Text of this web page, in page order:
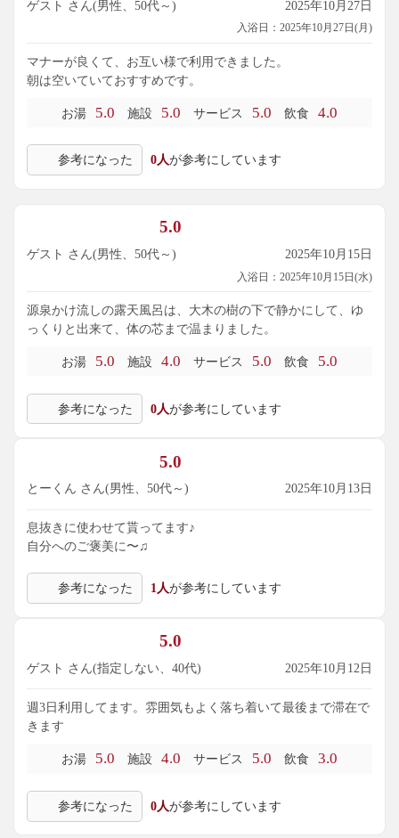
ゲスト さん(男性、50代～) 2025年10月27日
入浴日：2025年10月27日(月)
マナーが良くて、お互い様で利用できました。
朝は空いていておすすめです。
お湯 5.0 施設 5.0 サービス 5.0 飲食 4.0
参考になった 0人が参考にしています
5.0
ゲスト さん(男性、50代～) 2025年10月15日
入浴日：2025年10月15日(水)
源泉かけ流しの露天風呂は、大木の樹の下で静かにして、ゆ
っくりと出来て、体の芯まで温まりました。
お湯 5.0 施設 4.0 サービス 5.0 飲食 5.0
参考になった 0人が参考にしています
5.0
とーくん さん(男性、50代～) 2025年10月13日
息抜きに使わせて貰ってます♪
自分へのご褒美に〜♫
参考になった 1人が参考にしています
5.0
ゲスト さん(指定しない、40代) 2025年10月12日
週3日利用してます。雰囲気もよく落ち着いて最後まで滞在で
きます
お湯 5.0 施設 4.0 サービス 5.0 飲食 3.0
参考になった 0人が参考にしています